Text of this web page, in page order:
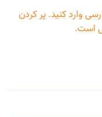
وارد کنید. پر کردن
است.